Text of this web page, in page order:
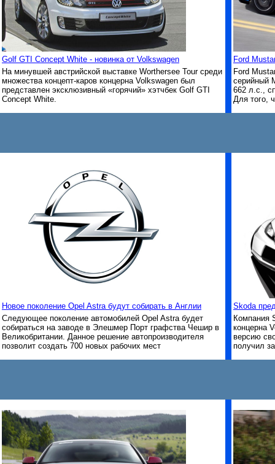
Golf GTI Concept White - новинка от Volkswagen
На минувшей австрийской выставке Worthersee Tour среди
множества концепт-каров концерна Volkswagen был
представлен эксклюзивный «горячий» хэтчбек Golf GTI
Concept White.
Ford
Ford
серийный
662 л.с.,
Для того,
Новое поколение Opel Astra будут собирать в Англии
Следующее поколение автомобилей Opel Astra будет
собираться на заводе в Элешмер Порт графства Чешир в
Великобритании. Данное решение автопроизводителя
позволит создать 700 новых рабочих мест
Skoda
Компания
концерна
версию
получил